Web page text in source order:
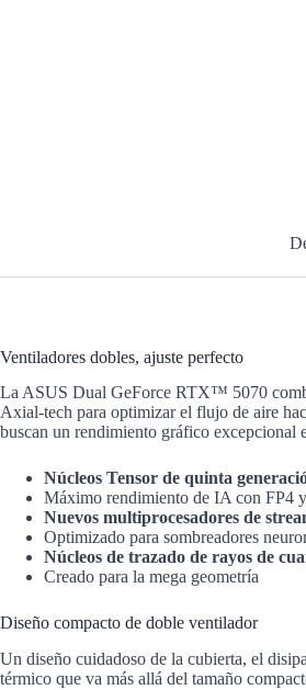
Ventiladores dobles, ajuste perfecto
La ASUS Dual GeForce RTX™ 5070
Axial-tech para optimizar el flujo de aire
buscan un rendimiento gráfico excepcional
Núcleos Tensor de quinta
Máximo rendimiento de IA con FP4
Nuevos multiprocesadores de
Optimizado para sombreadores
Núcleos de trazado de rayos de
Creado para la mega geometría
Diseño compacto de doble ventilador
Un diseño cuidadoso de la cubierta, el
térmico que va más allá del tamaño